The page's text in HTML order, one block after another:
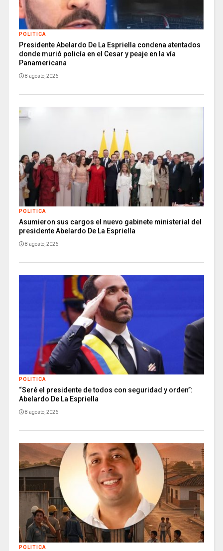
POLITICA
Presidente Abelardo De La Espriella condena atentados
donde murió policía en el Cesar y peaje en la vía
Panamericana
8 agosto, 2026
POLITICA
Asumieron sus cargos el nuevo gabinete ministerial del
presidente Abelardo De La Espriella
8 agosto, 2026
POLITICA
“Seré el presidente de todos con seguridad y orden”:
Abelardo De La Espriella
8 agosto, 2026
POLITICA